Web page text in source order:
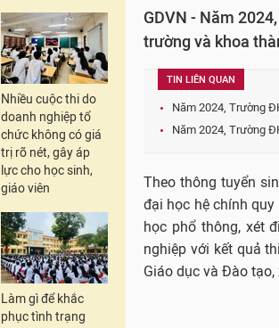
Nhiều cuộc thi do
doanh nghiệp tổ
chức không có giá
trị rõ nét, gây áp
lực cho học sinh,
giáo viên
Làm gì để khắc
phục tình trạng
GDVN - Năm
trường và khoa
TIN LIÊN QUAN
Năm 2024, Trường
Năm 2024, Trường
Theo thông tuyển
đại học hệ chính
học phổ thông, xét
nghiệp với kết quả
Giáo dục và Đào